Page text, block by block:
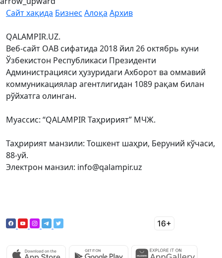
Сайт хақида Бизнес Алоқа Архив
QALAMPIR.UZ.
Веб-сайт ОАВ сифатида 2018 йил 26 октябрь куни
Ўзбекистон Республикаси Президенти
Администрацияси ҳузуридаги Ахборот ва оммавий
коммуникациялар агентлигидан 1089 рақам билан
рўйхатга олинган.
Муассис: “QALAMPIR Таҳририят” МЧЖ.
Таҳририят манзили: Тошкент шаҳри, Беруний кўчаси,
88-уй.
Электрон манзил: info@qalampir.uz